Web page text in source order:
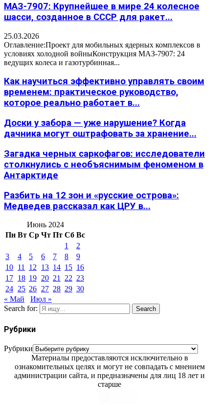
МАЗ-7907: Крупнейшее в мире 24 колесное
шасси, созданное в СССР для ракет...
25.03.2026
Оглавление:Проект для мобильных ядерных комплексов в
условиях холодной войныКонструкция МАЗ-7907: 24
ведущих колеса и газотурбинная...
Как научиться эффективно управлять своим
временем: практическое руководство,
которое реально работает в...
Доски у забора — уже нарушение? Когда
дачника могут оштрафовать за хранение...
Загадка черных саркофагов: исследователи
столкнулись с необъяснимым феноменом в
Антарктиде
Разбить на 12 зон и «русские острова»:
Медведев рассказал как ЦРУ в...
Июнь 2024
Пн Вт Ср Чт Пт Сб Вс
1
2
3
4 5 6 7 8
9
10 11 12 13 14 15 16
17 18 19 20 21 22 23
24 25 26 27 28 29 30
« Май
Июл »
Search for:
Search
Рубрики
Рубрики
Материалы предоставляются исключительно в
ознакомительных целях и могут не совпадать с мнением
администрации сайта, и предназначены для лиц 18 лет и
старше